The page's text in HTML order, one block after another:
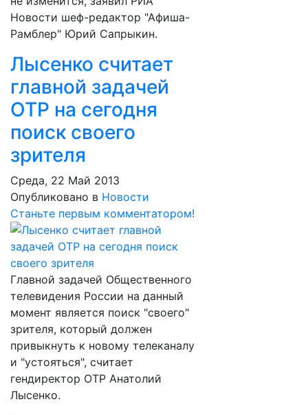
Новости шеф-редактор "Афиша-
Рамблер" Юрий Сапрыкин.
Лысенко считает
главной задачей
ОТР на сегодня
поиск своего
зрителя
Среда, 22 Май 2013
Опубликовано в Новости
Станьте первым комментатором!
Главной задачей Общественного
телевидения России на данный
момент является поиск "своего"
зрителя, который должен
привыкнуть к новому телеканалу
и "устояться", считает
гендиректор ОТР Анатолий
Лысенко.